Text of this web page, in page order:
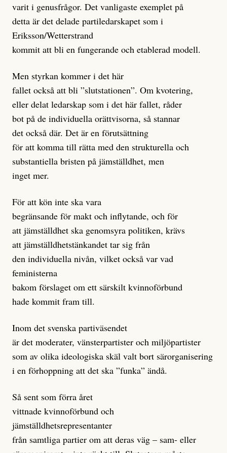
varit i genusfrågor. Det vanligaste exemplet på
detta är det delade partiledarskapet som i
Eriksson/Wetterstrand
kommit att bli en fungerande och etablerad modell.
Men styrkan kommer i det här
fallet också att bli ”slutstationen”. Om kvotering,
eller delat ledarskap som i det här fallet, råder
bot på de individuella orättvisorna, så stannar
det också där. Det är en förutsättning
för att komma till rätta med den strukturella och
substantiella bristen på jämställdhet, men
inget mer.
För att kön inte ska vara
begränsande för makt och inflytande, och för
att jämställdhet ska genomsyra politiken, krävs
att jämställdhetstänkandet tar sig från
den individuella nivån, vilket också var vad
feministerna
bakom förslaget om ett särskilt kvinnoförbund
hade kommit fram till.
Inom det svenska partiväsendet
är det moderater, vänsterpartister och miljöpartister
som av olika ideologiska skäl valt bort särorganisering
i en förhoppning att det ska ”funka” ändå.
Så sent som förra året
vittnade kvinnoförbund och
jämställdhetsrepresentanter
från samtliga partier om att deras väg – sam- eller